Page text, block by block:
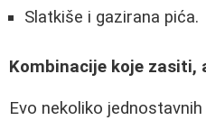
Slatkiše i gazirana pića.
Kombinacije koje zasiti,
Evo nekoliko jednostavnih